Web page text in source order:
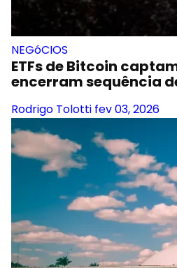
NEGóCIOS
ETFs de Bitcoin
encerram sequência
Rodrigo Tolotti fev 03, 2026